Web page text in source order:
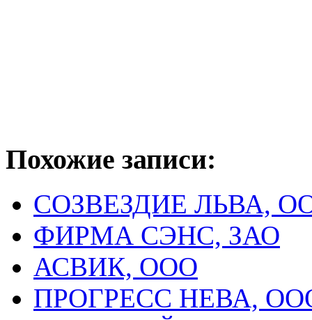
Похожие записи:
СОЗВЕЗДИЕ ЛЬВА,
ФИРМА СЭНС, ЗАО
АСВИК, ООО
ПРОГРЕСС НЕВА,